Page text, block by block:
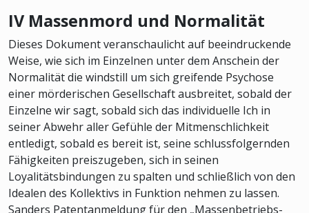
IV Massenmord und Normalität
Dieses Dokument veranschaulicht auf beeindruckende
Weise, wie sich im Einzelnen unter dem Anschein der
Normalität die windstill um sich greifende Psychose
einer mörderischen Gesellschaft ausbreitet, sobald der
Einzelne wir sagt, sobald sich das individuelle Ich in
seiner Abwehr aller Gefühle der Mitmenschlichkeit
entledigt, sobald es bereit ist, seine schlussfolgernden
Fähigkeiten preiszugeben, sich in seinen
Loyalitätsbindungen zu spalten und schließlich von den
Idealen des Kollektivs in Funktion nehmen zu lassen.
Sanders Patentanmeldung für den „Massenbetriebs-